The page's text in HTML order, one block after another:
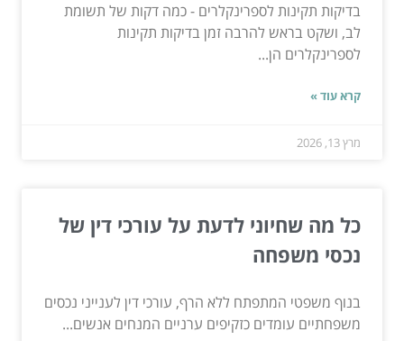
בדיקות תקינות לספרינקלרים - כמה דקות של תשומת
לב, ושקט בראש להרבה זמן בדיקות תקינות
לספרינקלרים הן...
קרא עוד »
מרץ 13, 2026
כל מה שחיוני לדעת על עורכי דין של
נכסי משפחה
בנוף משפטי המתפתח ללא הרף, עורכי דין לענייני נכסים
משפחתיים עומדים כזקיפים ערניים המנחים אנשים...